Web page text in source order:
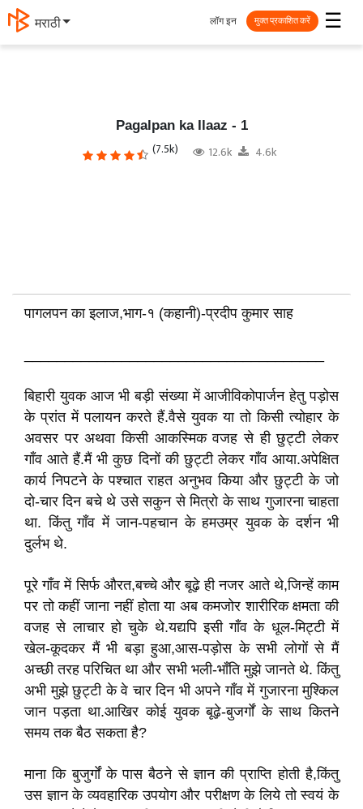
தமிழ் ☰
लॉग इन मुक्त प्रकाशित करें
Pagalpan ka Ilaaz - 1
(7.5k) 12.6k 4.6k
पागलपन का इलाज,भाग-१ (कहानी)-प्रदीप कुमार साह
बिहारी युवक आज भी बड़ी संख्या में आजीविकोपार्जन हेतु पड़ोस
के प्रांत में पलायन करते हैं.वैसे युवक या तो किसी त्योहार के
अवसर पर अथवा किसी आकस्मिक वजह से ही छुट्टी लेकर
गाँव आते हैं.मैं भी कुछ दिनों की छुट्टी लेकर गाँव आया.अपेक्षित
कार्य निपटने के पश्चात राहत अनुभव किया और छुट्टी के जो
दो-चार दिन बचे थे उसे सकुन से मित्रो के साथ गुजारना चाहता
था. किंतु गाँव में जान-पहचान के हमउम्र युवक के दर्शन भी
दुर्लभ थे.
पूरे गाँव में सिर्फ औरत,बच्चे और बूढ़े ही नजर आते थे,जिन्हें काम
पर तो कहीं जाना नहीं होता या अब कमजोर शारीरिक क्षमता की
वजह से लाचार हो चुके थे.यद्यपि इसी गाँव के धूल-मिट्टी में
खेल-कूदकर मैं भी बड़ा हुआ,आस-पड़ोस के सभी लोगों से मैं
अच्छी तरह परिचित था और सभी भली-भाँति मुझे जानते थे. किंतु
अभी मुझे छुट्टी के वे चार दिन भी अपने गाँव में गुजारना मुश्किल
जान पड़ता था.आखिर कोई युवक बूढ़े-बुजर्गों के साथ कितने
समय तक बैठ सकता है?
माना कि बुजुर्गों के पास बैठने से ज्ञान की प्राप्ति होती है,किंतु
उस ज्ञान के व्यवहारिक उपयोग और परीक्षण के लिये तो स्वयं के